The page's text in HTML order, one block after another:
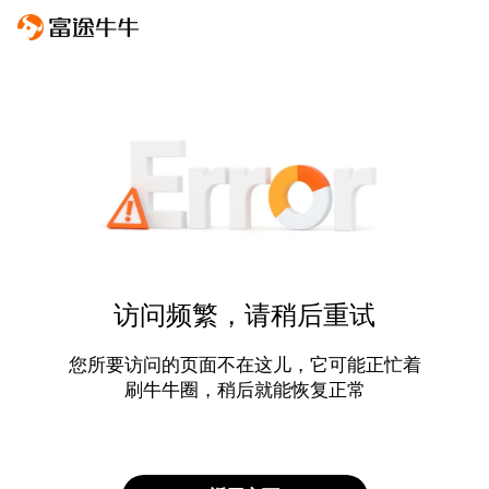
访问频繁，请稍后重试
您所要访问的页面不在这儿，它可能正忙着
刷牛牛圈，稍后就能恢复正常